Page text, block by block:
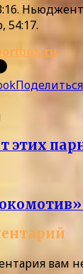
54:17.
этих
вам